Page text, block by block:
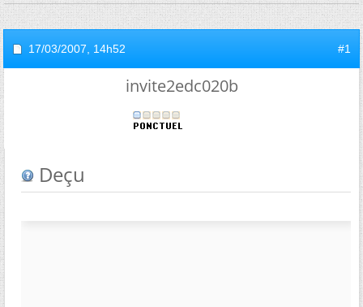
17/03/2007, 14h52 #1
invite2edc020b
Deçu